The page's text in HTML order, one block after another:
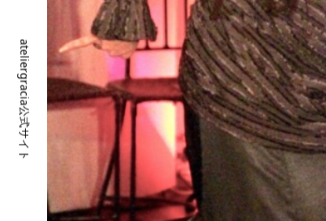
ateliergracia公式サイト